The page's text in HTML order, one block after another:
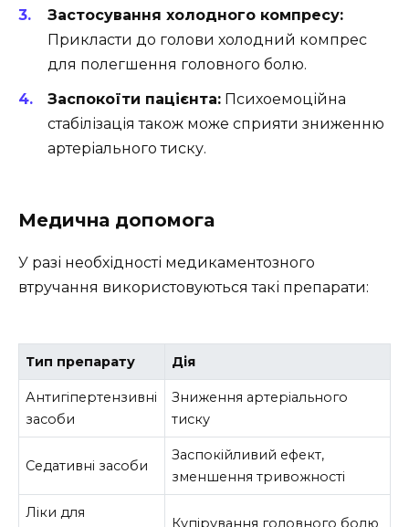
Застосування холодного компресу:
Прикласти до голови холодний компрес
для полегшення головного болю.
Заспокоїти пацієнта: Психоемоційна
стабілізація також може сприяти зниженню
артеріального тиску.
Медична допомога
У разі необхідності медикаментозного
втручання використовуються такі препарати:
Тип препарату Дія
Антигіпертензивні
засоби
Зниження артеріального
тиску
Седативні засоби
Заспокійливий ефект,
зменшення тривожності
Ліки для